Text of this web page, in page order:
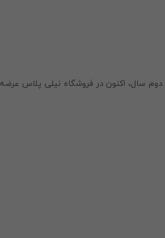
دوم سال، اکنون در فروشگاه نیلی پلاس